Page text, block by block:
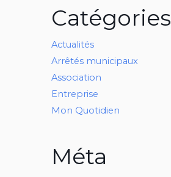
Catégories
Actualités
Arrêtés municipaux
Association
Entreprise
Mon Quotidien
Méta